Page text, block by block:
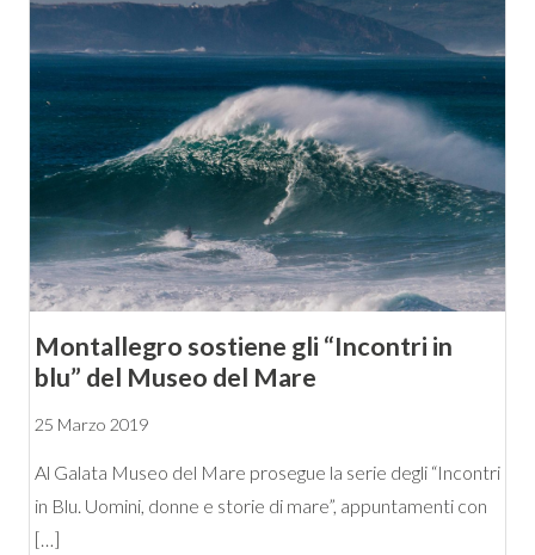
Montallegro sostiene gli “Incontri in
blu” del Museo del Mare
25 Marzo 2019
Al Galata Museo del Mare prosegue la serie degli “Incontri
in Blu. Uomini, donne e storie di mare”, appuntamenti con
[…]